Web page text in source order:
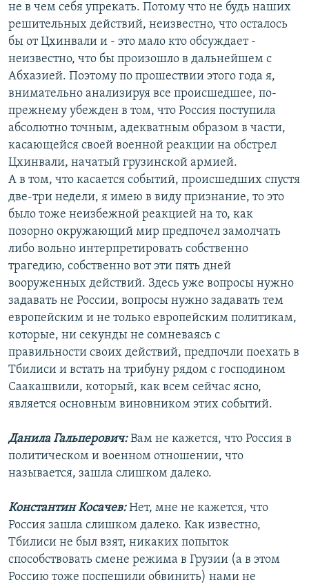
не в чем себя упрекать. Потому что не будь наших
решительных действий, неизвестно, что осталось
бы от Цхинвали и - это мало кто обсуждает -
неизвестно, что бы произошло в дальнейшем с
Абхазией. Поэтому по прошествии этого года я,
внимательно анализируя все происшедшее, по-
прежнему убежден в том, что Россия поступила
абсолютно точным, адекватным образом в части,
касающейся своей военной реакции на обстрел
Цхинвали, начатый грузинской армией.
А в том, что касается событий, происшедших спустя
две-три недели, я имею в виду признание, то это
было тоже неизбежной реакцией на то, как
позорно окружающий мир предпочел замолчать
либо вольно интерпретировать собственно
трагедию, собственно вот эти пять дней
вооруженных действий. Здесь уже вопросы нужно
задавать не России, вопросы нужно задавать тем
европейским и не только европейским политикам,
которые, ни секунды не сомневаясь с
правильности своих действий, предпочли поехать в
Тбилиси и встать на трибуну рядом с господином
Саакашвили, который, как всем сейчас ясно,
является основным виновником этих событий.
Данила Гальперович:Вам не кажется, что Россия в
политическом и военном отношении, что
называется, зашла слишком далеко.
Константин Косачев:Нет, мне не кажется, что
Россия зашла слишком далеко. Как известно,
Тбилиси не был взят, никаких попыток
способствовать смене режима в Грузии (а в этом
Россию тоже поспешили обвинить) нами не